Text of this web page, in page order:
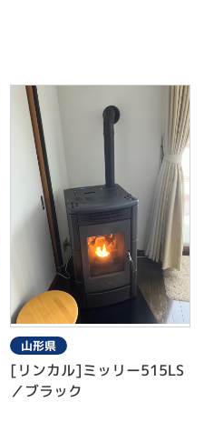
山形県
[リンカル]ミッリー515LS
／ブラック